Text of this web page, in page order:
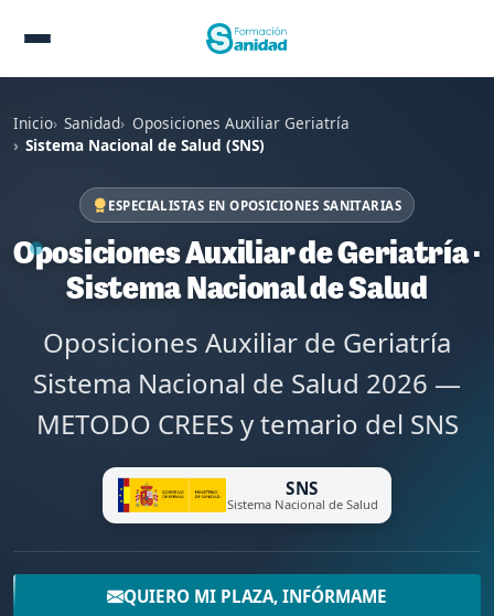
Inicio Sanidad Oposiciones Auxiliar Geriatría
Sistema Nacional de Salud (SNS)
ESPECIALISTAS EN OPOSICIONES SANITARIAS
Oposiciones Auxiliar de Geriatría ·
Sistema Nacional de Salud
Oposiciones Auxiliar de Geriatría
Sistema Nacional de Salud 2026 —
METODO CREES y temario del SNS
SNS
Sistema Nacional de Salud
QUIERO MI PLAZA, INFÓRMAME